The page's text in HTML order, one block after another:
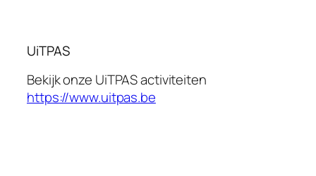
UiTPAS
Bekijk onze UiTPAS activiteiten
https://www.uitpas.be